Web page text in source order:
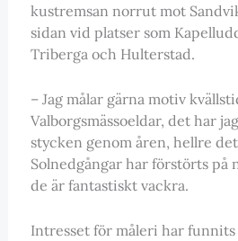
kustremsan norrut mot
sidan vid platser som
Triberga och Hulterstad.
– Jag målar gärna motiv
Valborgsmässoeldar, det har
stycken genom åren, hellre
Solnedgångar har förstörts på
de är fantastiskt vackra.
Intresset för måleri har funnits